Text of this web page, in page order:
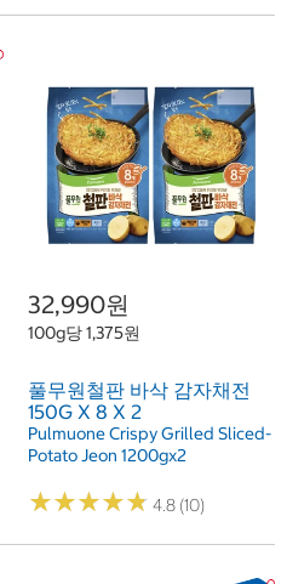
32,990원
100g당 1,375원
풀무원철판 바삭 감자채전
150G X 8 X 2
Pulmuone Crispy Grilled Sliced-
Potato Jeon 1200gx2
★★★★★
★★★★★ 4.8 (10)